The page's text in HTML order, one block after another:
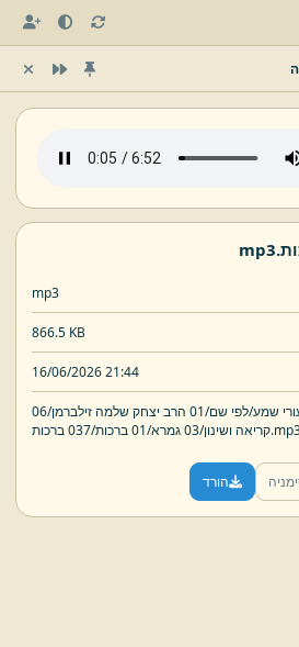
mp3
mp3
866.5 KB
16/06/2026 21:44
שמע/לפי שם/01 הרב יצחק שלמה זילברמן/
06
קריאה ושינון/03 גמרא/ 01 ברכות/ 037 ברכות.
הורד